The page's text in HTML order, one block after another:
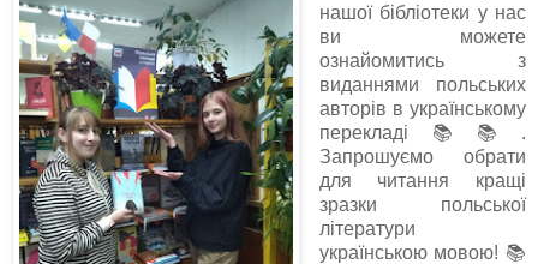
нашої бібліотеки у нас
ви можете
ознайомитись з
виданнями польських
авторів в українському
перекладі📚📚.
Запрошуємо обрати
для читання кращі
зразки польської
літератури
українською мовою! 📚